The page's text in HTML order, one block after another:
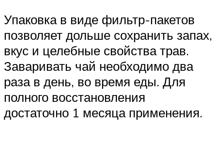
Упаковка в виде фильтр-пакетов
позволяет дольше сохранить запах,
вкус и целебные свойства трав.
Заваривать чай необходимо два
раза в день, во время еды. Для
полного восстановления
достаточно 1 месяца применения.